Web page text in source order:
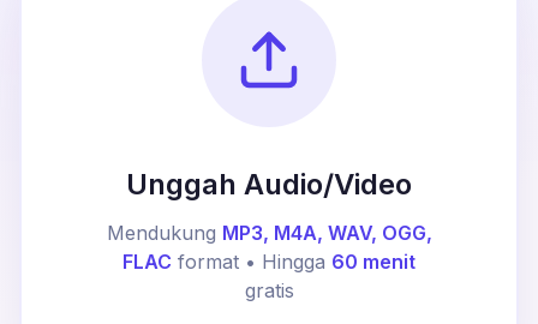
Unggah Audio/Video
Mendukung MP3, M4A, WAV, OGG,
FLAC format • Hingga 60 menit
gratis